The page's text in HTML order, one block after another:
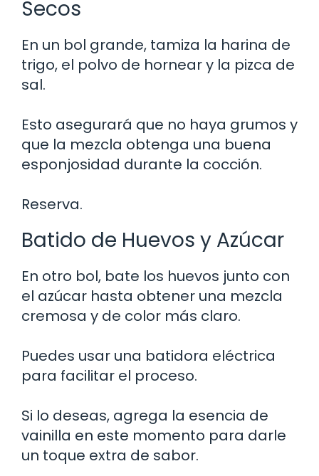
Secos
En un bol grande, tamiza la harina de
trigo, el polvo de hornear y la pizca de
sal.
Esto asegurará que no haya grumos y
que la mezcla obtenga una buena
esponjosidad durante la cocción.
Reserva.
Batido de Huevos y Azúcar
En otro bol, bate los huevos junto con
el azúcar hasta obtener una mezcla
cremosa y de color más claro.
Puedes usar una batidora eléctrica
para facilitar el proceso.
Si lo deseas, agrega la esencia de
vainilla en este momento para darle
un toque extra de sabor.